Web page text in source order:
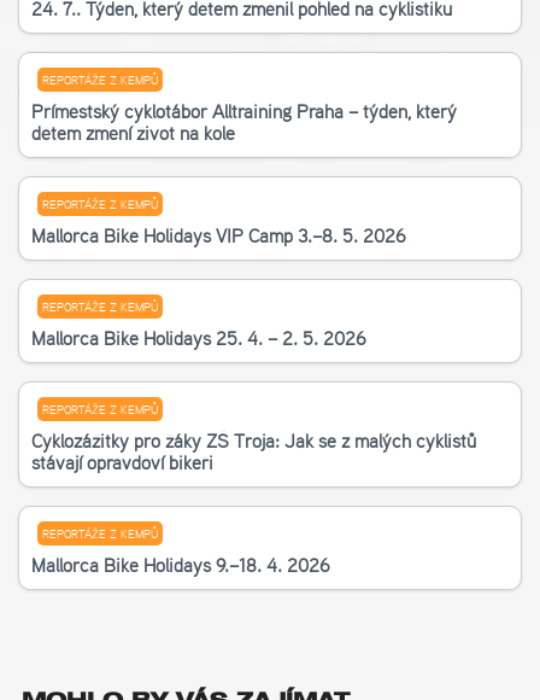
24. 7.. Týden, který dětem změnil pohled na cyklistiku
REPORTÁŽE Z KEMPŮ
Příměstský cyklotábor Alltraining Praha – týden, který
dětem změní život na kole
REPORTÁŽE Z KEMPŮ
Mallorca Bike Holidays VIP Camp 3.–8. 5. 2026
REPORTÁŽE Z KEMPŮ
Mallorca Bike Holidays 25. 4. – 2. 5. 2026
REPORTÁŽE Z KEMPŮ
Cyklozážitky pro žáky ZŠ Troja: Jak se z malých cyklistů
stávají opravdoví bikeři
REPORTÁŽE Z KEMPŮ
Mallorca Bike Holidays 9.–18. 4. 2026